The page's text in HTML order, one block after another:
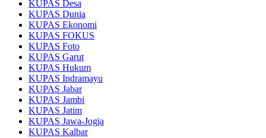
KUPAS Desa
KUPAS Dunia
KUPAS Ekonomi
KUPAS FOKUS
KUPAS Foto
KUPAS Garut
KUPAS Hukum
KUPAS Indramayu
KUPAS Jabar
KUPAS Jambi
KUPAS Jatim
KUPAS Jawa-Jogja
KUPAS Kalbar